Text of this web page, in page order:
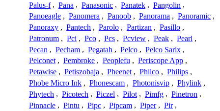
Palus-f , Pana , Panasonic , Panatek , Pangolin ,
Panoeagle , Panomera , Panoob , Panorama , Panoramic ,
Panoraxy , Pantech , Parolo , Partizan , Pasillo ,
Patronum , Pci , Pco , Pcs , Pcview , Peak , Pearl ,
Pecan , Pecham , Pegatah , Pelco , Pelco Sarix ,
Pelconet , Pembroke , Peoplefu , Periscope App ,
Petawise , Petiszobaja , Pheenet , Philco , Philips ,
Phobe Micro Ink , Phonescam , Photonisvip , Phylink ,
Phytech , Picotech , Piczel , Pilot , Pimfg , Pinetron ,
Pinnacle , Pintu , Pipc , Pipcam , Piper , Pir ,